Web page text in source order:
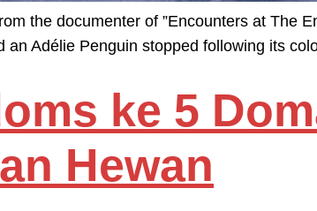
the documenter of ”Encounters at The
Adélie Penguin stopped following its
ke 5
Hewan